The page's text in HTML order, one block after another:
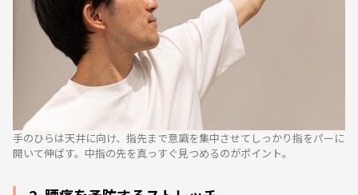
手のひらは天井に向け、指先まで意識を集中させてしっかり指をパーに
開いて伸ばす。中指の先を真っすぐ見つめるのがポイント。